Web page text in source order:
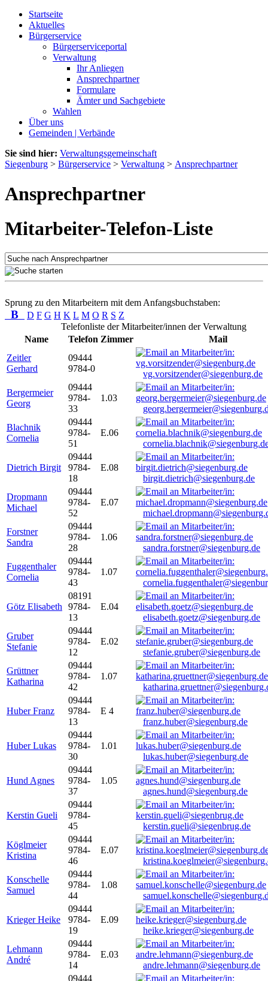
Startseite
Aktuelles
Bürgerservice
Bürgerserviceportal
Verwaltung
Ihr Anliegen
Ansprechpartner
Formulare
Ämter und Sachgebiete
Wahlen
Über uns
Gemeinden | Verbände
Sie sind hier: Verwaltungsgemeinschaft
Siegenburg > Bürgerservice > Verwaltung > Ansprechpartner
Ansprechpartner
Mitarbeiter-Telefon-Liste
Sprung zu den Mitarbeitern mit dem Anfangsbuchstaben:
B D F G H K L M O R S Z
Telefonliste der Mitarbeiter/innen der Verwaltung
Name
Telefon Zimmer
Mail
Zeitler
Gerhard
09444
9784-0
vg.vorsitzender@siegenburg.de
Bergermeier
Georg
09444
9784-
33
1.03
Blachnik
Cornelia
09444
9784-
51
E.06
Dietrich Birgit
09444
9784-
18
E.08
birgit.dietrich@siegenburg.de
Dropmann
Michael
09444
9784-
52
E.07
Forstner
Sandra
09444
9784-
28
1.06
sandra.forstner@siegenburg.de
Fuggenthaler
Cornelia
09444
9784-
43
1.07
Götz Elisabeth
08191
9784-
13
E.04
elisabeth.goetz@siegenburg.de
Gruber
Stefanie
09444
9784-
12
E.02
stefanie.gruber@siegenburg.de
Grüttner
Katharina
09444
9784-
42
1.07
Huber Franz
09444
9784-
13
E 4
franz.huber@siegenburg.de
Huber Lukas
09444
9784-
30
1.01
lukas.huber@siegenburg.de
Hund Agnes
09444
9784-
37
1.05
agnes.hund@siegenburg.de
Kerstin Gueli
09444
9784-
45
kerstin.gueli@siegenbrug.de
Köglmeier
Kristina
09444
9784-
46
E.07
Konschelle
Samuel
09444
9784-
44
1.08
Krieger Heike
09444
9784-
19
E.09
heike.krieger@siegenburg.de
Lehmann
André
09444
9784-
14
E.03
andre.lehmann@siegenburg.de
09444